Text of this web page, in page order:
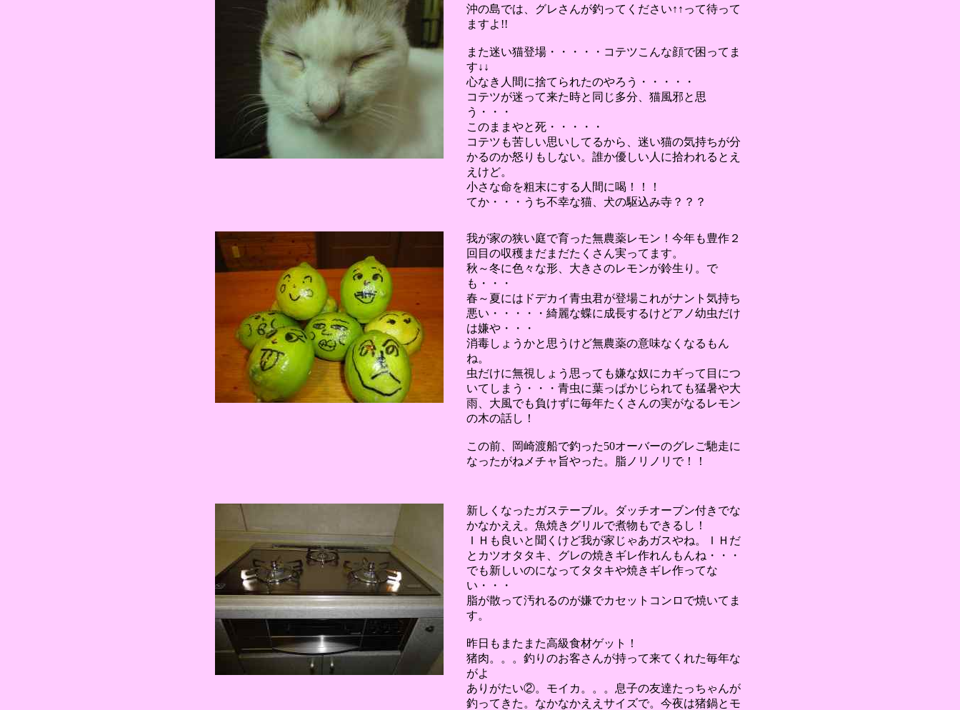
沖の島では、グレさんが釣ってください↑↑って待って
ますよ!!
また迷い猫登場・・・・・コテツこんな顔で困ってま
す↓↓
心なき人間に捨てられたのやろう・・・・・
コテツが迷って来た時と同じ多分、猫風邪と思
う・・・
このままやと死・・・・・
コテツも苦しい思いしてるから、迷い猫の気持ちが分
かるのか怒りもしない。誰か優しい人に拾われるとえ
えけど。
小さな命を粗末にする人間に喝！！！
てか・・・うち不幸な猫、犬の駆込み寺？？？
我が家の狭い庭で育った無農薬レモン！今年も豊作２
回目の収穫まだまだたくさん実ってます。
秋～冬に色々な形、大きさのレモンが鈴生り。で
も・・・
春～夏にはドデカイ青虫君が登場これがナント気持ち
悪い・・・・・綺麗な蝶に成長するけどアノ幼虫だけ
は嫌や・・・
消毒しょうかと思うけど無農薬の意味なくなるもん
ね。
虫だけに無視しょう思っても嫌な奴にカギって目につ
いてしまう・・・青虫に葉っぱかじられても猛暑や大
雨、大風でも負けずに毎年たくさんの実がなるレモン
の木の話し！
この前、岡崎渡船で釣った50オーバーのグレご馳走に
なったがねメチャ旨やった。脂ノリノリで！！
新しくなったガステーブル。ダッチオーブン付きでな
かなかええ。魚焼きグリルで煮物もできるし！
ＩＨも良いと聞くけど我が家じゃあガスやね。ＩＨだ
とカツオタタキ、グレの焼きギレ作れんもんね・・・
でも新しいのになってタタキや焼きギレ作ってな
い・・・
脂が散って汚れるのが嫌でカセットコンロで焼いてま
す。
昨日もまたまた高級食材ゲット！
猪肉。。。釣りのお客さんが持って来てくれた毎年な
がよ
ありがたい②。モイカ。。。息子の友達たっちゃんが
釣ってきた。なかなかええサイズで。今夜は猪鍋とモ